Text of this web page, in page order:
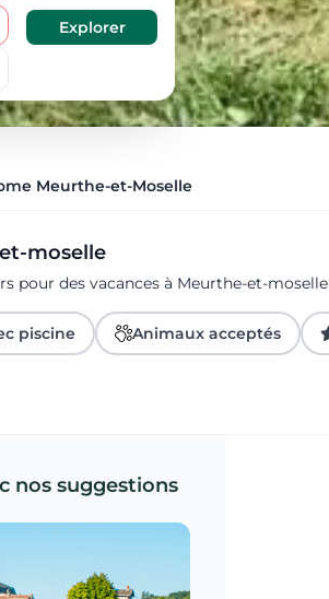
Meurthe-et-Moselle
moselle
pour des vacances à Meurthe-et-moselle
piscine Animaux acceptés
nos suggestions